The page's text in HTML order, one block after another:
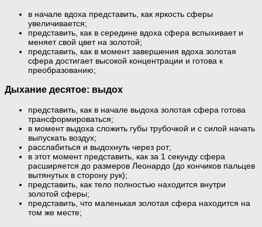
в начале вдоха представить, как яркость сферы
увеличивается;
представить, как в середине вдоха сфера вспыхивает и
меняет свой цвет на золотой;
представить, как в момент завершения вдоха золотая
сфера достигает высокой концентрации и готова к
преобразованию;
Дыхание десятое: выдох
представить, как в начале выдоха золотая сфера готова
трансформироваться;
в момент выдоха сложить губы трубочкой и с силой начать
выпускать воздух;
расслабиться и выдохнуть через рот;
в этот момент представить, как за 1 секунду сфера
расширяется до размеров Леонардо (до кончиков пальцев
вытянутых в сторону рук);
представить, как тело полностью находится внутри
золотой сферы;
представить, что маленькая золотая сфера находится на
том же месте;